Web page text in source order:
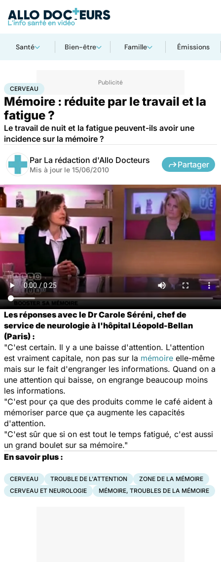
Santé Bien-être Famille Émissions
AccueilSanté Maladies neurologiques
CERVEAU
Mémoire : réduite par le travail et la
fatigue ?
Le travail de nuit et la fatigue peuvent-ils avoir une
incidence sur la mémoire ?
Par La rédaction d'Allo Docteurs
Mis à jour le 15/06/2010
Partager
Les réponses avec le Dr Carole Séréni, chef de
service de neurologie à l'hôpital Léopold-Bellan
(Paris) :
"C'est certain. Il y a une baisse d'attention. L'attention
est vraiment capitale, non pas sur la mémoire elle-même
mais sur le fait d'engranger les informations. Quand on a
une attention qui baisse, on engrange beaucoup moins
les informations.
"C'est pour ça que des produits comme le café aident à
mémoriser parce que ça augmente les capacités
d'attention.
"C'est sûr que si on est tout le temps fatigué, c'est aussi
un grand boulet sur sa mémoire."
En savoir plus :
CERVEAU TROUBLE DE L'ATTENTION
ZONE DE LA MÉMOIRE
CERVEAU ET NEUROLOGIE
MÉMOIRE, TROUBLES DE LA MÉMOIRE